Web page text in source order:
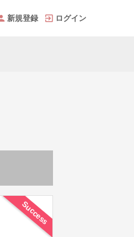
新規登録 ログイン
Success